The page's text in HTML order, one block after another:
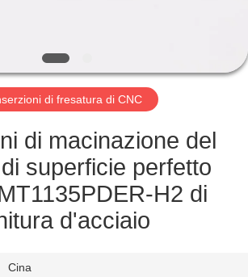
di fresatura di CNC
di macinazione del
superficie perfetto
H2 di
d'acciaio
Cina